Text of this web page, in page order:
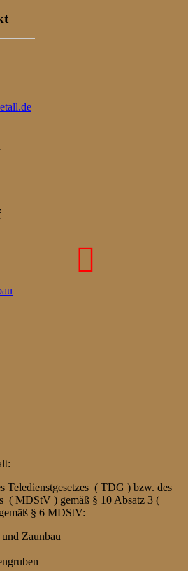
Teledienstgesetzes ( TDG ) bzw. des
( MDStV ) gemäß § 10 Absatz 3 (
§ 6 MDStV:
Zaunbau